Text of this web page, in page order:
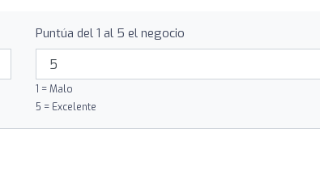
Puntúa del 1 al 5 el negocio
1 = Malo
5 = Excelente